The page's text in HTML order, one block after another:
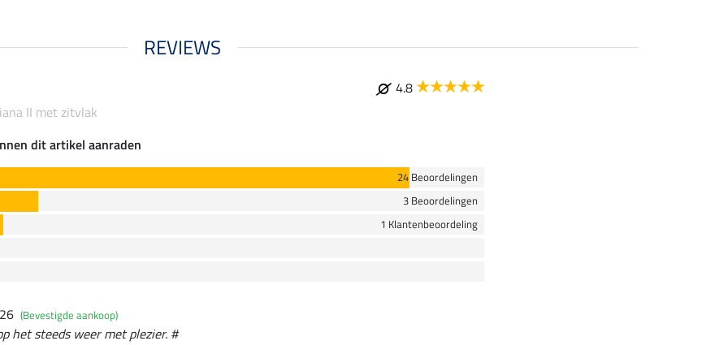
REVIEWS
4.8
II met zitvlak
dit artikel aanraden
24 Beoordelingen
3 Beoordelingen
1 Klantenbeoordeling
(Bevestigde aankoop)
het steeds weer met plezier. #